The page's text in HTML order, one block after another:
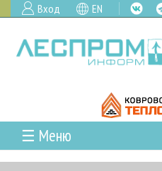
Вход EN
☰ Меню
ГЛАВНАЯ